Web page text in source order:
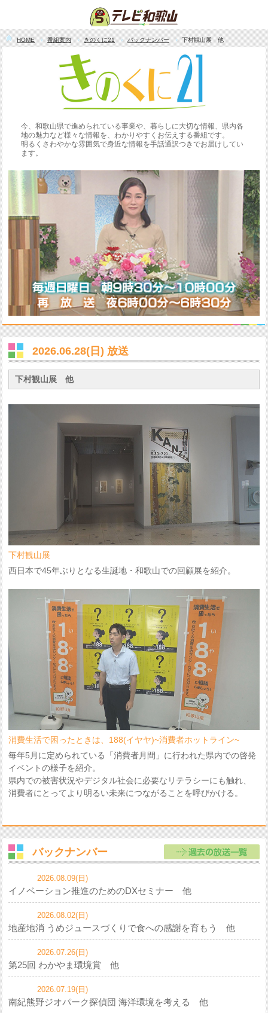
HOME 番組案内 きのくに21 バックナンバー 下村観山展 他
今、和歌山県で進められている事業や、暮らしに大切な情報、県内各
地の魅力など様々な情報を、わかりやすくお伝えする番組です。
明るくさわやかな雰囲気で身近な情報を手話通訳つきでお届けしてい
ます。
2026.06.28(日) 放送
下村観山展 他
下村観山展
西日本で45年ぶりとなる生誕地・和歌山での回顧展を紹介。
消費生活で困ったときは、188(イヤヤ)~消費者ホットライン~
毎年5月に定められている「消費者月間」に行われた県内での啓発
イベントの様子を紹介。
県内での被害状況やデジタル社会に必要なリテラシーにも触れ、
消費者にとってより明るい未来につながることを呼びかける。
バックナンバー
2026.08.09(日)
イノベーション推進のためのDXセミナー 他
2026.08.02(日)
地産地消 うめジュースづくりで食への感謝を育もう 他
2026.07.26(日)
第25回 わかやま環境賞 他
2026.07.19(日)
南紀熊野ジオパーク探偵団 海洋環境を考える 他